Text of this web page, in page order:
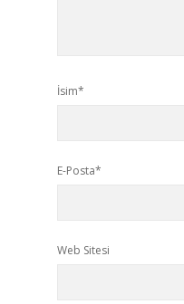
İsim*
E-Posta*
Web Sitesi